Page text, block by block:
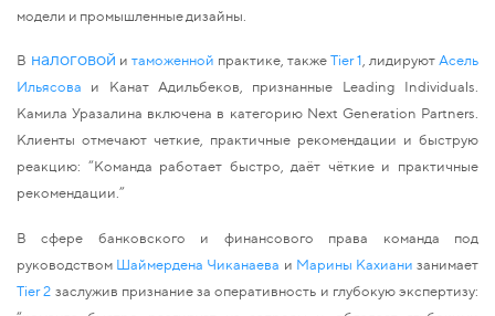
модели и промышленные дизайны.
В налоговой и таможенной практике, также Tier 1, лидируют Асель
Ильясова и Канат Адильбеков, признанные Leading Individuals.
Камила Уразалина включена в категорию Next Generation Partners.
Клиенты отмечают четкие, практичные рекомендации и быструю
реакцию: “Команда работает быстро, даёт чёткие и практичные
рекомендации.”
В сфере банковского и финансового права команда под
руководством Шаймердена Чиканаева и Марины Кахиани
Tier 2 заслужив признание за оперативность и глубокую экспертизу: